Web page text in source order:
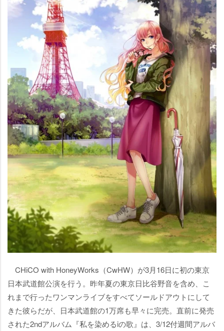
CHiCO with HoneyWorks（CwHW）が3月16日に初の東京
日本武道館公演を行う。昨年夏の東京日比谷野音を含め、こ
れまで行ったワンマンライブをすべてソールドアウトにして
きた彼らだが、日本武道館の1万席も早々に完売。直前に発売
された2ndアルバム『私を染めるiの歌』は、3/12付週間アルバ